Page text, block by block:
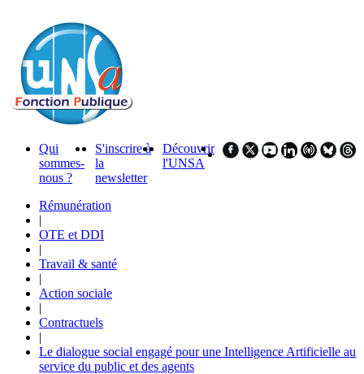
Qui
sommes-
nous ?
S'inscrire à
la
newsletter
Découvrir
l'UNSA
Rémunération
|
OTE et DDI
|
Travail & santé
|
Action sociale
|
Contractuels
|
Le dialogue social engagé pour une Intelligence Artificielle au
service du public et des agents